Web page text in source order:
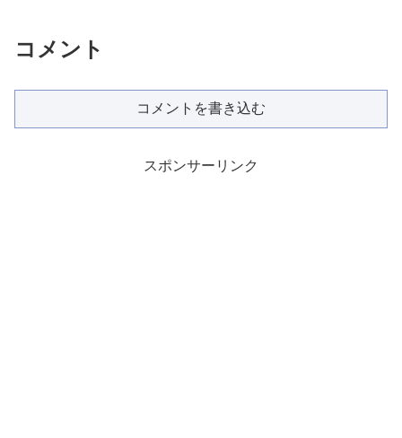
コメント
コメントを書き込む
スポンサーリンク